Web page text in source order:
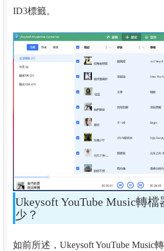
ID3標籤。
Ukeysoft YouTube Music轉
少？
如前所述，Ukeysoft YouTube Music